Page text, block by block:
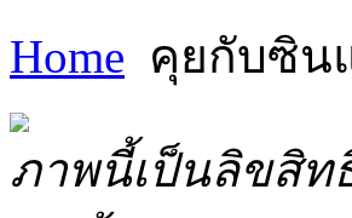
Home คุยกับซิน
ภาพนี้เป็นลิขสิท